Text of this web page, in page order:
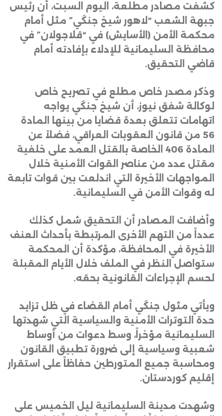
كشفت مصادر مطلعة، اليوم السبت، أن رئيس
جبهة الشعب “لاهور شيخ جنگي” مثل أمام
محكمة الأمن (الأسايش) في “قلاجولان” في
محافظة السليمانية للإدلاء بإفادته أمام
قاضي التحقيق.
وذكر مصدر خاص مطلع في تصريح خاص
لوكالة شفق نيوز، أن شيخ جنگي يواجه
اتهامات تتعلق بعدة قضايا من بينها المادة
56 من قانون العقوبات العراقي، فضلاً عن
المادة 406 الخاصة بالقتل العمد على خلفية
مقتل عدد من عناصر القوات الأمنية خلال
المواجهات الأخيرة التي اندلعت بين قوات تابعة
له وقوات الأمن في السليمانية.
وأضافت المصادر أن التحقيق شمل كذلك
عدداً من التهم الأخرى المرتبطة بأحداث العنف
الأخيرة في المحافظة، مؤكدة أن المحكمة
ستواصل النظر في الملف خلال الأيام المقبلة
لحسم الإجراءات القانونية بحقه.
ويأتي مثول جنگي أمام القضاء في ظل تزايد
حدة التوترات الأمنية والسياسية التي شهدتها
السليمانية مؤخراً، وسط دعوات من أوساط
شعبية وسياسية إلى ضرورة تطبيق القانون
ومحاسبة جميع المتورطين حفاظاً على استقرار
إقليم كوردستان.
وشهدت مدينة السليمانية ليل الخميس على